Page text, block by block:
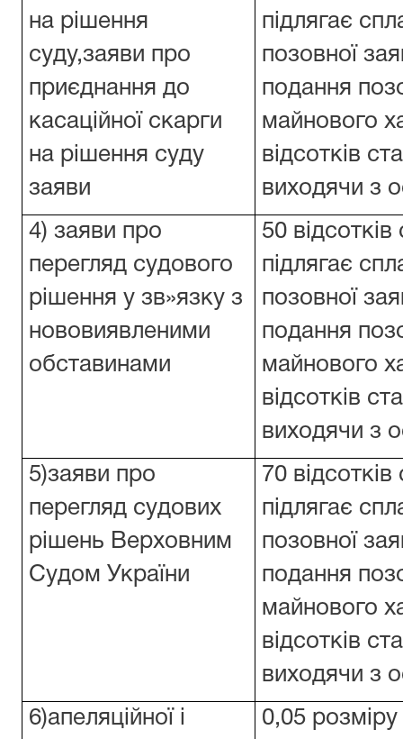
на рішення
суду,заяви про
приєднання до
касаційної скарги
на рішення суду
заяви
підлягає
позовної
подання
майнового
відсотків
виходячи з
4) заяви про
перегляд судового
рішення у зв»язку з
нововиявленими
обставинами
50
підлягає
позовної
подання
майнового
відсотків
виходячи з
5)заяви про
перегляд судових
рішень Верховним
Судом України
70
підлягає
позовної
подання
майнового
відсотків
виходячи з
6)апеляційної і
0,05 розміру